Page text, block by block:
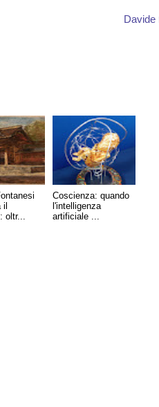
Davide
oltr...
Coscienza: quando
l'intelligenza
artificiale ...